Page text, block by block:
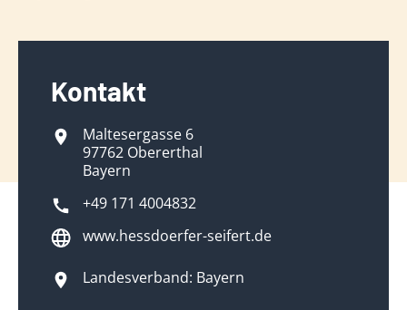
Kontakt
Maltesergasse 6
97762 Obererthal
Bayern
+49 171 4004832
www.hessdoerfer-seifert.de
Landesverband: Bayern